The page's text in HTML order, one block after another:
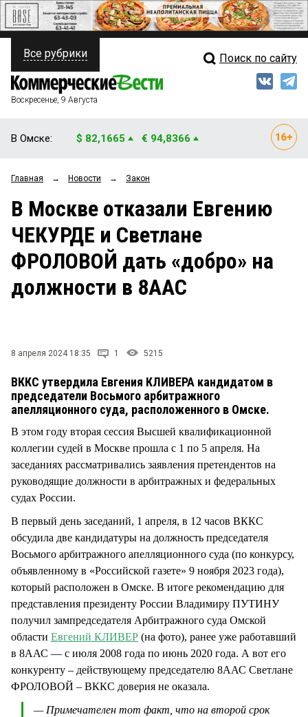
ПОЛИТИКА
ФИНАНСЫ
ОБЩЕСТВО
ЗАКОН
НОВОСТИ КОМПАНИЙ
Свежий выпуск
Рейтинги
Блоги
Архив
Все рубрики Поиск по сайту
Воскресенье, 9 Августа
В Омске: $ 82,1665 € 94,8366
Главная → Новости → Закон
В Москве отказали Евгению
ЧЕКУРДЕ и Светлане
ФРОЛОВОЙ дать «добро» на
должности в 8ААС
8 апреля 2024 18:35 1 5215
ВККС утвердила Евгения КЛИВЕРА кандидатом в
председатели Восьмого арбитражного
апелляционного суда, расположенного в Омске.
В этом году вторая сессия Высшей квалификационной
коллегии судей в Москве прошла с 1 по 5 апреля. На
заседаниях рассматривались заявления претендентов на
руководящие должности в арбитражных и федеральных
судах России.
В первый день заседаний, 1 апреля, в 12 часов ВККС
обсудила две кандидатуры на должность председателя
Восьмого арбитражного апелляционного суда (по конкурсу,
объявленному в «Российской газете» 9 ноября 2023 года),
который расположен в Омске. В итоге рекомендацию для
представления президенту России Владимиру ПУТИНУ
получил зампредседателя Арбитражного суда Омской
области Евгений КЛИВЕР (на фото), ранее уже работавший
в 8ААС — с июля 2008 года по июнь 2020 года. А вот его
конкуренту – действующему председателю 8ААС Светлане
ФРОЛОВОЙ – ВККС доверия не оказала.
— Примечателен тот факт, что на второй срок